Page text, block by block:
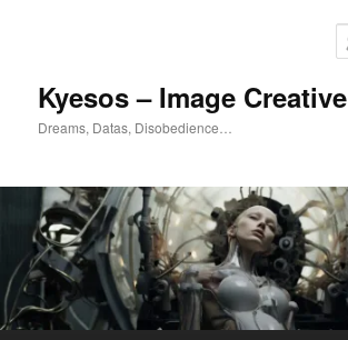
Kyesos – Image Creative
Dreams, Datas, Disobedience…